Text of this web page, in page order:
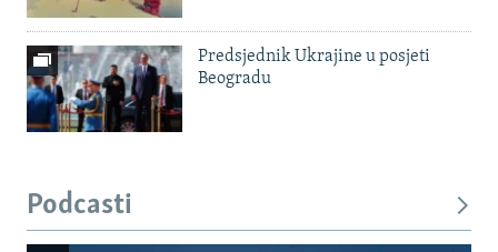
Predsjednik Ukrajine u posjeti
Beogradu
Podcasti